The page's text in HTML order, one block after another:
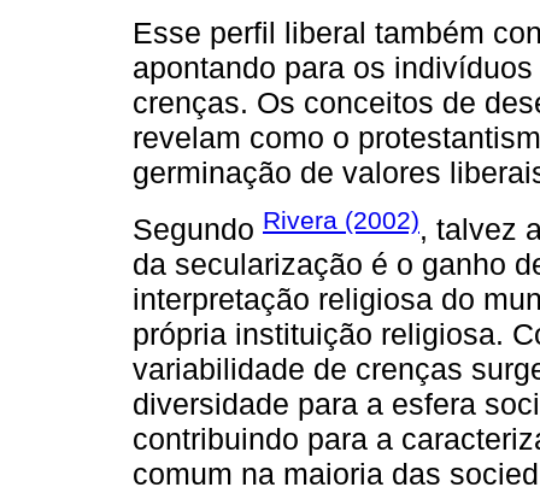
Esse perfil liberal também
apontando para os
crenças. Os conceitos de
revelam como o
germinação de valores
Segundo Rivera (2002), talvez
da secularização é o ganho
interpretação religiosa do
própria instituição religiosa.
variabilidade de crenças
diversidade para a esfera
contribuindo para a
comum na maioria das